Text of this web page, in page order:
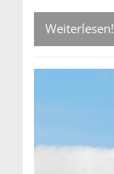
Weiterlesen!